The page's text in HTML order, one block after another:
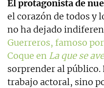
El protagonista de
el corazón de todos y
no ha dejado
Guerreros, famoso
Coque en La que se
sorprender al público.
trabajo actoral, sino